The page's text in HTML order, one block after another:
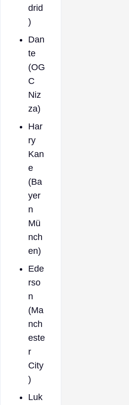
drid
)
Dan
te
(OG
C
Niz
za)
Har
ry
Kan
e
(Ba
yer
n
Mü
nch
en)
Ede
rso
n
(Ma
nch
este
r
City
)
Luk